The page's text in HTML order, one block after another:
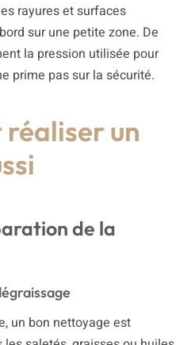
rayures et surfaces
sur une petite zone. De
la pression utilisée pour
prime pas sur la sécurité.
un
de la
un bon nettoyage est